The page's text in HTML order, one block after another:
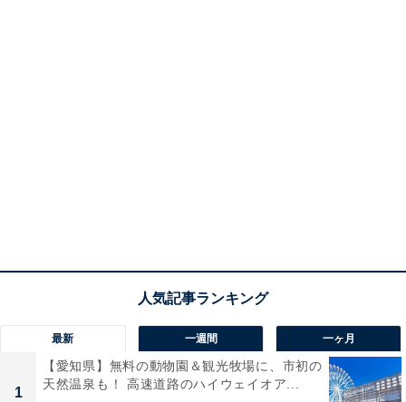
最新 一週間 一ヶ月
1
【愛知県】無料の動物園＆観光牧場に、市初の
天然温泉も！ 高速道路のハイウェイオア...